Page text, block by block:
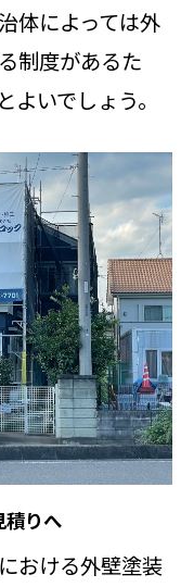
契約前の確認
し穴まで徹底
要なチェック
し穴と注意し
かる信頼でき
体によっては外
制度があるた
いでしょう。
積りへ
おける外壁塗装